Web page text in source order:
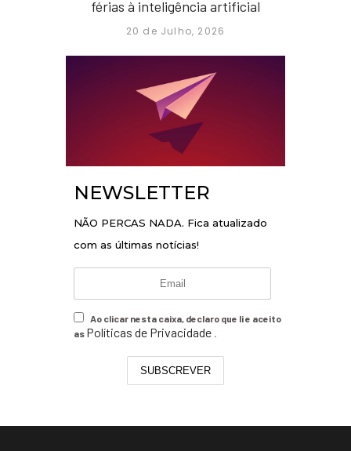
férias à inteligência artificial
20 de Julho, 2026
NEWSLETTER
NÃO PERCAS NADA. Fica atualizado
com as últimas notícias!
Ao clicar nesta caixa, declaro que li e aceito
as Políticas de Privacidade
SUBSCREVER